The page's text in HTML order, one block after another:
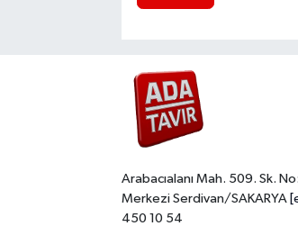
Arabacıalanı Mah. 509. Sk.
Merkezi Serdivan/SAKARYA
450 10 54